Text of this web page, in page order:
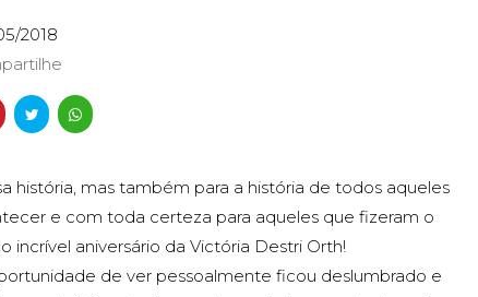
2018
história, mas também para a história de todos aqueles
e com toda certeza para aqueles que fizeram o
incrível aniversário da Victória Destri Orth!
de ver pessoalmente ficou deslumbrado e